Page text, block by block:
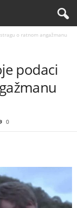
o ratnom angažmanu
podaci
0